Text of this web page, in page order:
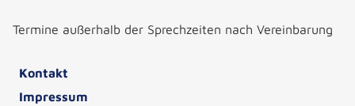
Termine außerhalb der Sprechzeiten nach Vereinbarung
Kontakt
Impressum